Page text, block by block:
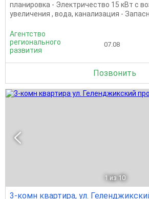
планировка - Электричество 15 кВт с
увеличения , вода, канализация -
Агентство
регионального
развития
07.08
Позвонить
1 из 10
3-комн квартира, ул.